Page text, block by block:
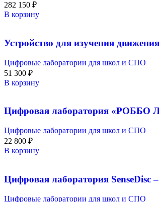
282 150 ₽
В корзину
Устройство для изучения
Цифровые лаборатории для школ и СПО
51 300 ₽
В корзину
Цифровая лаборатория «РОББО
Цифровые лаборатории для школ и СПО
22 800 ₽
В корзину
Цифровая лаборатория
Цифровые лаборатории для школ и СПО